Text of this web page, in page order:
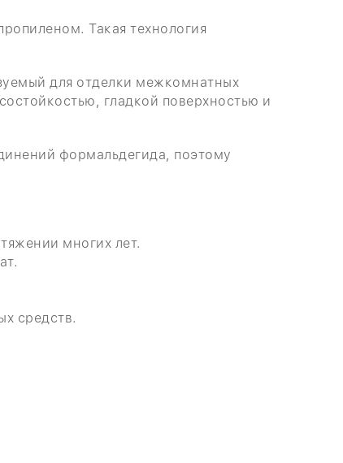
Такая технология
для отделки межкомнатных
гладкой поверхностью и
формальдегида, поэтому
многих лет.
средств.